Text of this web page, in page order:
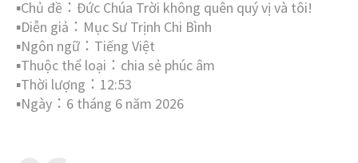
▪︎Chủ đề：Đức Chúa Trời không quên quý vị và tôi!
▪︎Diễn giả：Mục Sư Trịnh Chi Bình
▪︎Ngôn ngữ：Tiếng Việt
▪︎Thuộc thể loại：chia sẻ phúc âm
▪︎Thời lượng：12:53
▪︎Ngày：6 tháng 6 năm 2026